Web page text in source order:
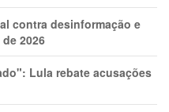
contra desinformação e
2026
Lula rebate acusações